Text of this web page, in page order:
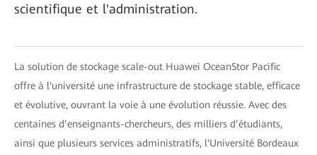
scientifique et l'administration.
La solution de stockage scale-out Huawei OceanStor Pacific
offre à l'université une infrastructure de stockage stable, efficace
et évolutive, ouvrant la voie à une évolution réussie. Avec des
centaines d’enseignants-chercheurs, des milliers d’étudiants,
ainsi que plusieurs services administratifs, l'Université Bordeaux